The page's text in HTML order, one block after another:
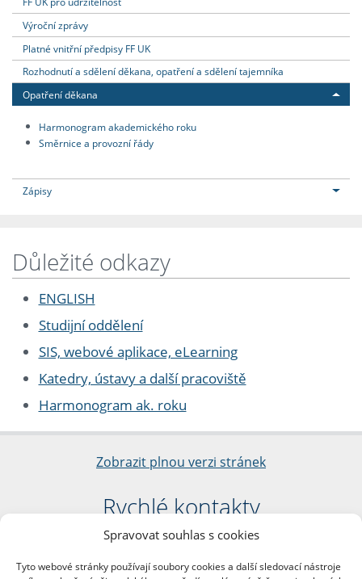
Spravovat souhlas s cookies
Tyto webové stránky používají soubory cookies a další sledovací nástroje
Výroční zprávy
Platné vnitřní předpisy FF UK
Rozhodnutí a sdělení děkana, opatření a sdělení tajemníka
Opatření děkana
Harmonogram akademického roku
Směrnice a provozní řády
Zápisy
Důležité odkazy
ENGLISH
Studijní oddělení
SIS, webové aplikace, eLearning
Katedry, ústavy a další pracoviště
Harmonogram ak. roku
Zobrazit plnou verzi stránek
Rychlé kontakty
Filozofická fakulta
nám. Jana Palacha 1/2